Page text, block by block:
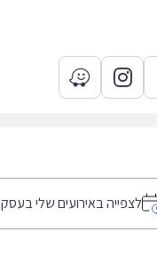
לצפייה באירועים שלי בעסק זה